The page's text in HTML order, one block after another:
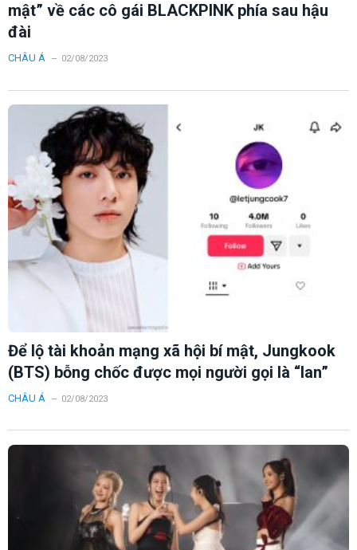
mật” về các cô gái BLACKPINK phía sau hậu
đài
CHÂU Á 02/08/2023
Để lộ tài khoản mạng xã hội bí mật, Jungkook
(BTS) bỗng chốc được mọi người gọi là “Ian”
CHÂU Á 02/08/2023